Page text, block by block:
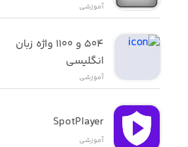
آموزشی
انگلیسی
آموزشی
SpotPlayer
آموزشی